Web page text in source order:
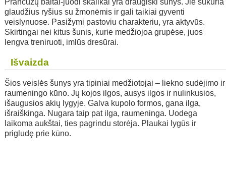
Prancūzų baltai-juodi skalikai yra draugiški šunys. Jie sukuria
glaudžius ryšius su žmonėmis ir gali taikiai gyventi
veislynuose. Pasižymi pastoviu charakteriu, yra aktyvūs.
Skirtingai nei kitus šunis, kurie medžiojoa grupėse, juos
lengva treniruoti, imlūs dresūrai.
Išvaizda
Šios veislės šunys yra tipiniai medžiotojai – liekno sudėjimo ir
raumeningo kūno. Jų kojos ilgos, ausys ilgos ir nulinkusios,
išaugusios akių lygyje. Galva kupolo formos, gana ilga,
išraiškinga. Nugara taip pat ilga, raumeninga. Uodega
laikoma aukštai, ties pagrindu storėja. Plaukai lygūs ir
prigludę prie kūno.